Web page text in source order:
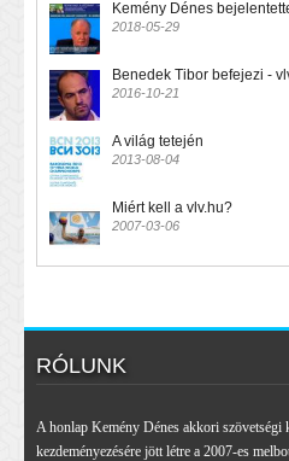
Kemény Dénes
2018-05-29
Benedek Tibor befejezi -
2016-10-21
A világ tetején
2013-08-04
Miért kell a vlv.hu?
2007-03-06
RÓLUNK
A honlap Kemény Dénes akkori
kezdeményezésére jött létre a 2007-es